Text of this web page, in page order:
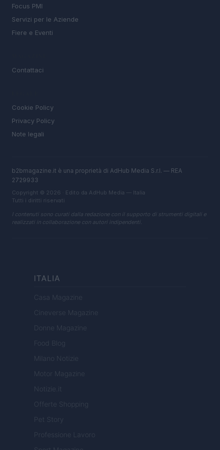
Focus PMI
Servizi per le Aziende
Fiere e Eventi
Contattaci
Cookie Policy
Privacy Policy
Note legali
b2bmagazine.it è una proprietà di AdHub Media S.r.l. — REA
2729933
Copyright © 2026 · Edito da AdHub Media — Italia
Tutti i diritti riservati
I contenuti sono curati dalla redazione con il supporto di strumenti digitali e
realizzati in collaborazione con autori indipendenti.
ITALIA
Casa Magazine
Cineverse Magazine
Donne Magazine
Food Blog
Milano Notizie
Motor Magazine
Notizie.it
Offerte Shopping
Pet Story
Professione Lavoro